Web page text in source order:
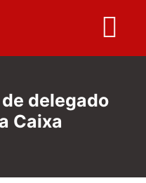
delegado
Caixa